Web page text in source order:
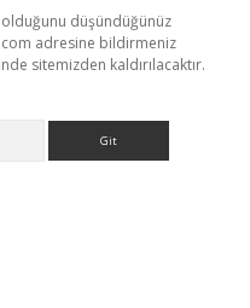
olduğunu düşündüğünüz
adresine bildirmeniz
sitemizden kaldırılacaktır.